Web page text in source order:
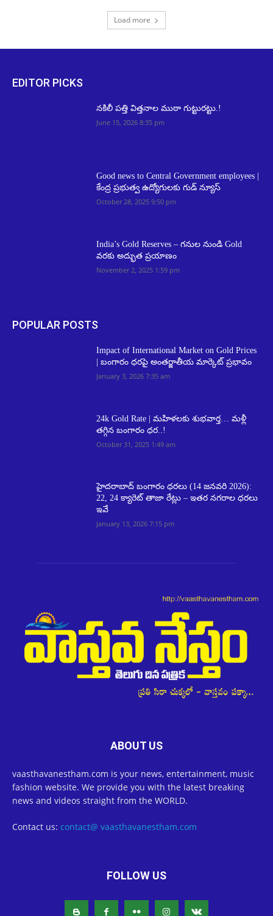
Load more
EDITOR PICKS
నకిలీ పత్తి విత్తనాల ముఠా గుట్టురట్టు.!
June 15, 2026 8:35 pm
Good news to Central Government employees |
కేంద్ర ప్ర‌భుత్వ ఉద్యోగుల‌కు గుడ్ న్యూస్‌
October 28, 2025 9:50 pm
India’s Gold Reserves – గనుల నుండి Gold
వరకు అద్భుత ప్రయాణం
November 2, 2025 1:59 pm
POPULAR POSTS
Impact of International Market on Gold Prices
| బంగారం ధరపై అంతర్జాతీయ మార్కెట్ ప్రభావం
January 3, 2026 7:35 am
24k Gold Rate | మహిళలకు శుభవార్త… మళ్లీ
తగ్గిన బంగారం ధర..!
October 31, 2025 1:49 am
హైదరాబాద్ బంగారం ధరలు (14 జనవరి 2026):
22, 24 క్యారెట్ తాజా రేట్లు – ఇతర నగరాల ధరలు
ఇవే
January 13, 2026 7:15 pm
ABOUT US
vaasthavanestham.com is your news, entertainment, music
fashion website. We provide you with the latest breaking
news and videos straight from the WORLD.
Contact us: contact@ vaasthavanestham.com
FOLLOW US